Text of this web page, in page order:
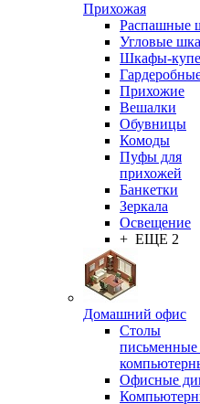
Прихожая
Распашные
Угловые
Шкафы-купе
Прихожие
Вешалки
Обувницы
Комоды
Пуфы для
прихожей
Банкетки
Зеркала
Освещение
+ ЕЩЕ 2
Домашний офис
Столы
письменные
Офисные